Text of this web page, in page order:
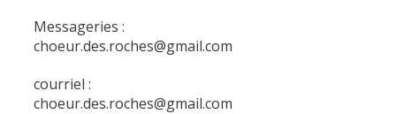
Messageries :
choeur.des.roches@gmail.com
courriel :
choeur.des.roches@gmail.com